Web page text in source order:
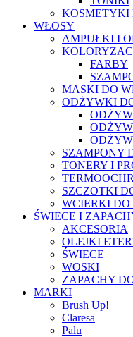
KOSMETYKI
WŁOSY
AMPUŁKI I
FARBY
MASKI DO
ODŻYWKI
SZAMPONY
TONERY I
SZCZOTKI
WCIERKI DO
ŚWIECE I
AKCESORIA
OLEJKI
ŚWIECE
WOSKI
ZAPACHY
MARKI
Brush Up!
Claresa
Palu